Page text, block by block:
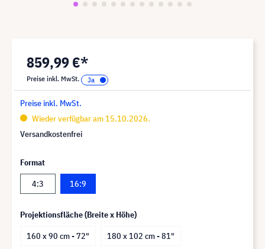
859,99 €*
Preise inkl. MwSt.
Preise inkl. MwSt.
Wieder verfügbar am 15.10.2026.
Versandkostenfrei
Format
4:3
16:9
Projektionsfläche (Breite x Höhe)
160 x 90 cm - 72"
180 x 102 cm - 81"